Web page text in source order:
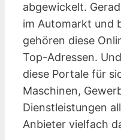
abgewickelt.
im Automarkt und
gehören diese
Top-Adressen.
diese Portale für
Maschinen,
Dienstleistungen
Anbieter vielfach